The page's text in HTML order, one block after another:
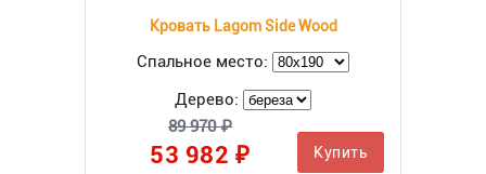
Кровать Lagom Side Wood
Спальное место:
Дерево:
89 970 ₽
53 982 ₽ Купить